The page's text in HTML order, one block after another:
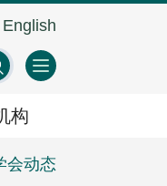
English
构
机构
会动态